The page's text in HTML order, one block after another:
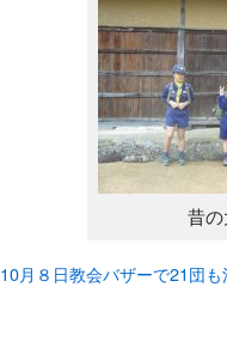
昔
10月８日教会バザーで21団も